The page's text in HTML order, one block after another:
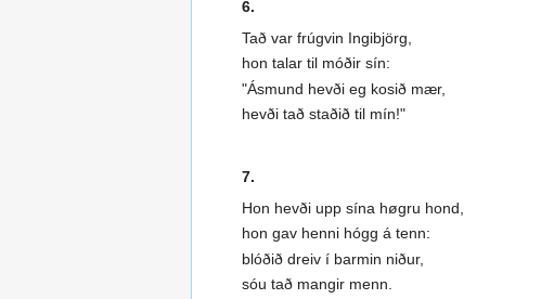
6.
Tað var frúgvin Ingibjörg,
hon talar til móðir sín:
"Ásmund hevði eg kosið mær,
hevði tað staðið til mín!"
7.
Hon hevði upp sína høgru hond,
hon gav henni hógg á tenn:
blóðið dreiv í barmin niður,
sóu tað mangir menn.